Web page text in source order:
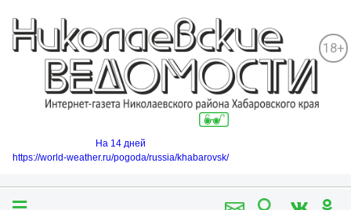
18+
На 14 дней
https://world-weather.ru/pogoda/russia/khabarovsk/